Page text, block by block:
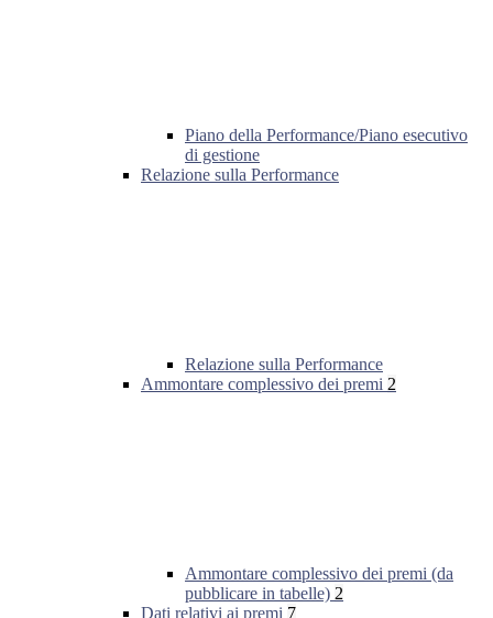
Piano della Performance/Piano esecutivo
di gestione
Relazione sulla Performance
Relazione sulla Performance
Ammontare complessivo dei premi 2
Ammontare complessivo dei premi (da
pubblicare in tabelle) 2
Dati relativi ai premi 7